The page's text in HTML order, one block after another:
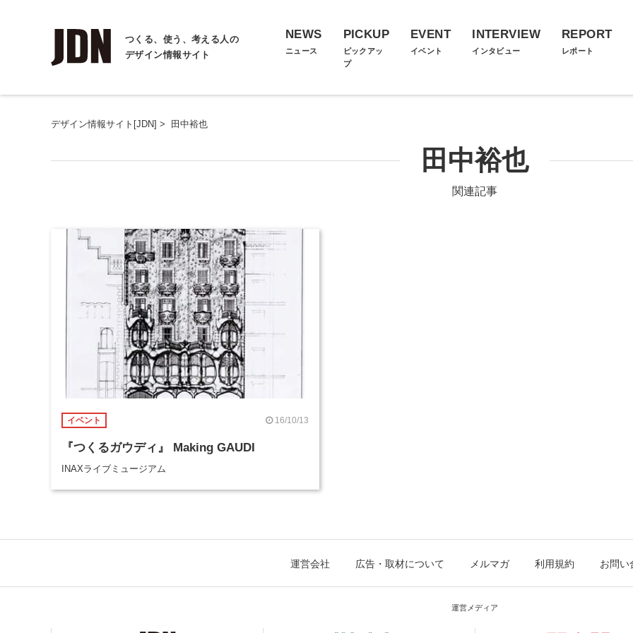
つくる、使う、考える人の
デザイン情報サイト
NEWS
ニュース
PICKUP
ピックアッ
プ
EVENT
イベント
INTERVIEW
インタビュー
REPORT
レポート
デザイン情報サイト[JDN] > 田中裕也
田中裕也
関連記事
イベント 16/10/13
『つくるガウディ』 Making GAUDI
INAXライブミュージアム
運営会社 広告・取材について メルマガ 利用規約 お問い
運営メディア